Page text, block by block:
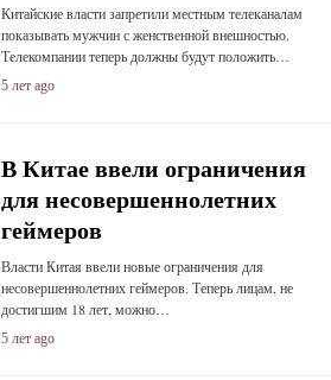
Китайские власти запретили местным телеканалам
показывать мужчин с женственной внешностью.
Телекомпании теперь должны будут положить…
5 лет ago
В Китае ввели ограничения
для несовершеннолетних
геймеров
Власти Китая ввели новые ограничения для
несовершеннолетних геймеров. Теперь лицам, не
достигшим 18 лет, можно…
5 лет ago